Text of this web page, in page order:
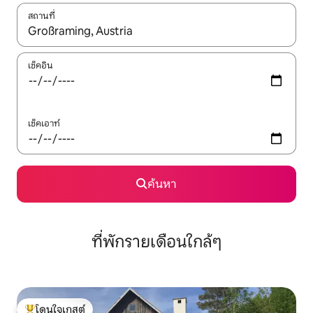
สถานที่
ใช้ลูกศรขึ้นลง หรือใช้การสัมผัสหรือปัด เพื่อสำรวจผลการค้นหา
เช็คอิน
เช็คเอาท์
ค้นหา
ที่พักรายเดือนใกล้ๆ
โดนใจเกสต์